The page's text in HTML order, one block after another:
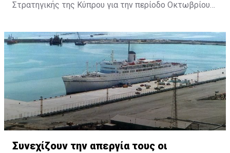
Στρατηγικής της Κύπρου για την περίοδο Οκτωβρίου
της Δημοκρατίας ο Πρόεδρος του Συμβουλίου
Ανδρέας Πουλλικάς. Παραλαμβάνοντας την Έκθεση, ο
Πρόεδρος Αναστασιάδης εξήρε το ρόλο του
Συμβουλίου και ανάλογων φορέων, σημειώνοντας ότι
θα υπάρχει ακόμη μεγαλύτερη αξιοποίηση του
επιστημονικού προσωπικού ...
Συνεχίζουν την απεργία τους οι